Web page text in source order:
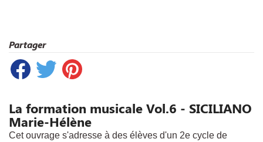
Partager
La formation musicale Vol.6 - SICILIANO
Marie-Hélène
Cet ouvrage s'adresse à des élèves d'un 2e cycle de